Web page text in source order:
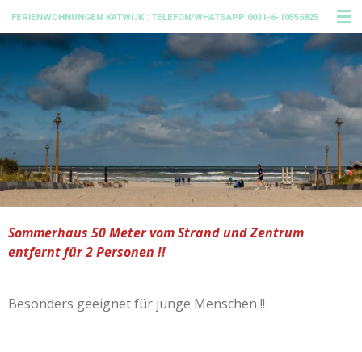
Ga
direct
hoofdinhoud
FERIENWOHNUNGEN KATWIJK : TELEFON/WHATSAPP 0031-6-10556825
Sommerhaus 50 Meter vom Strand und Zentrum
entfernt für 2 Personen !!
Besonders geeignet für junge Menschen !!